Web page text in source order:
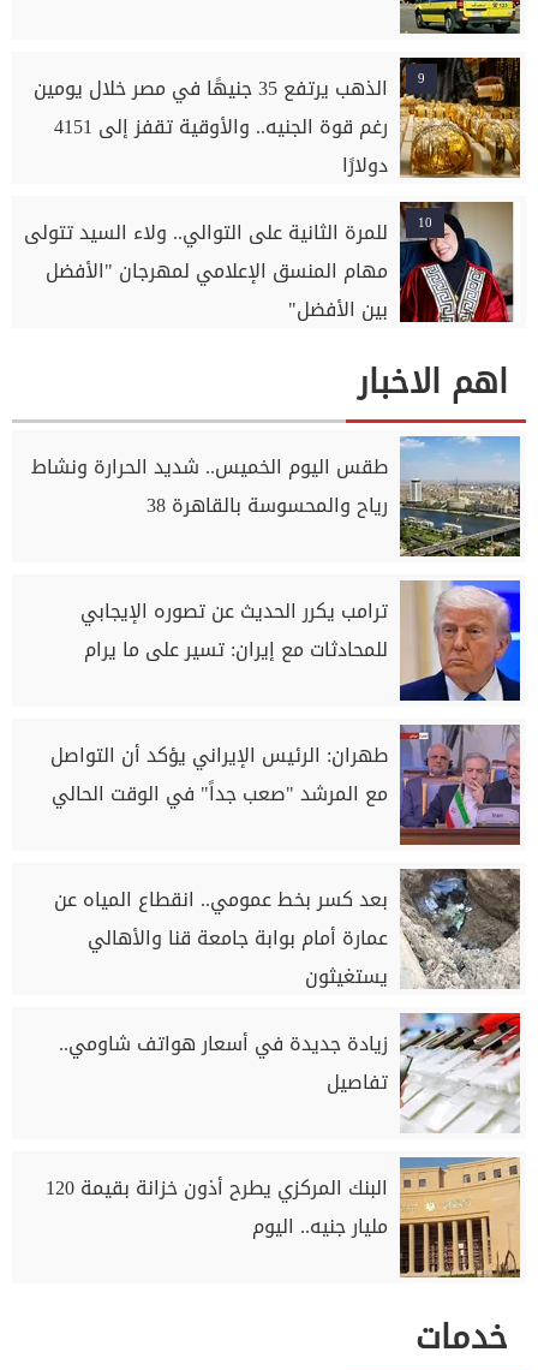
9
الذهب يرتفع 35 جنيهًا في مصر خلال يومين
رغم قوة الجنيه.. والأوقية تقفز إلى 4151
دولارًا
10
للمرة الثانية على التوالي.. ولاء السيد تتولى
مهام المنسق الإعلامي لمهرجان "الأفضل
بين الأفضل"
اهم الاخبار
طقس اليوم الخميس.. شديد الحرارة ونشاط
رياح والمحسوسة بالقاهرة 38
ترامب يكرر الحديث عن تصوره الإيجابي
للمحادثات مع إيران: تسير ‌على ما يرام
طهران: الرئيس الإيراني يؤكد أن التواصل
مع المرشد "صعب جداً" في الوقت الحالي
بعد كسر بخط عمومي.. انقطاع المياه عن
عمارة أمام بوابة جامعة قنا والأهالي
يستغيثون
زيادة جديدة في أسعار هواتف شاومي..
تفاصيل
البنك المركزي يطرح أذون خزانة بقيمة 120
مليار جنيه.. اليوم
خدمات